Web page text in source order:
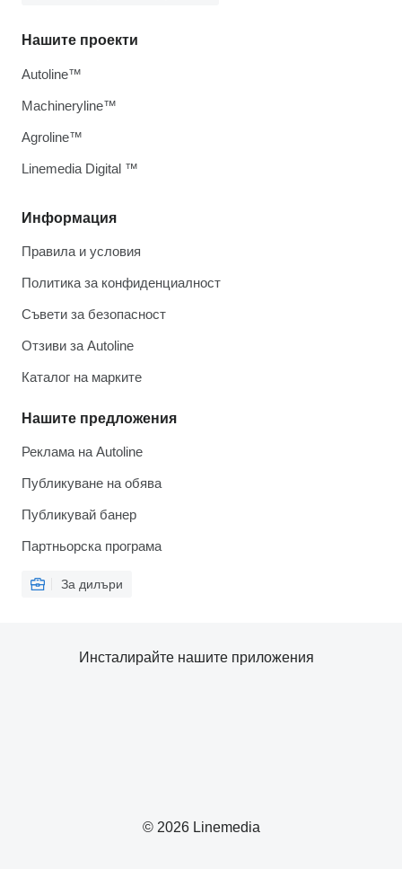
Информация
Правила и условия
Политика за конфиденциалност
Съвети за безопасност
Отзиви за Autoline
Каталог на марките
Нашите предложения
Реклама на Autoline
Публикуване на обява
Публикувай банер
Партньорска програма
За дилъри
Нашите проекти
Autoline™
Machineryline™
Agroline™
Linemedia Digital ™
© 2026 Linemedia
Инсталирайте нашите приложения